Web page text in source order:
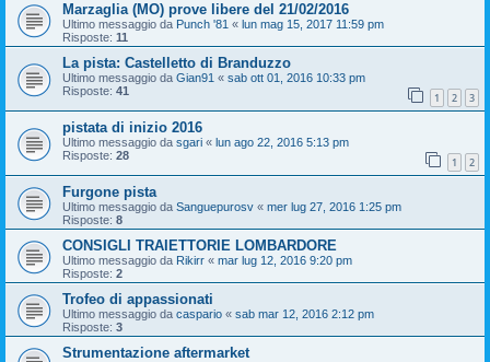
Marzaglia (MO) prove libere del 21/02/2016
Ultimo messaggio da Punch '81 « lun mag 15, 2017 11:59 pm
Risposte: 11
La pista: Castelletto di Branduzzo
Ultimo messaggio da Gian91 « sab ott 01, 2016 10:33 pm
Risposte: 41 1 2 3
pistata di inizio 2016
Ultimo messaggio da sgari « lun ago 22, 2016 5:13 pm
Risposte: 28 1 2
Furgone pista
Ultimo messaggio da Sanguepurosv « mer lug 27, 2016 1:25 pm
Risposte: 8
CONSIGLI TRAIETTORIE LOMBARDORE
Ultimo messaggio da Rikirr « mar lug 12, 2016 9:20 pm
Risposte: 2
Trofeo di appassionati
Ultimo messaggio da caspario « sab mar 12, 2016 2:12 pm
Risposte: 3
Strumentazione aftermarket